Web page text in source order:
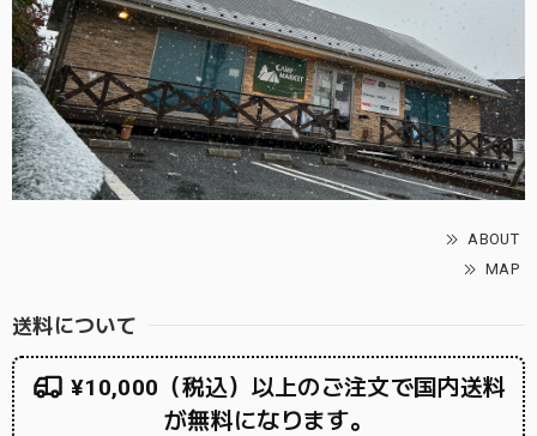
ABOUT
MAP
送料について
¥10,000（税込）以上のご注文で国内送料
が無料になります。